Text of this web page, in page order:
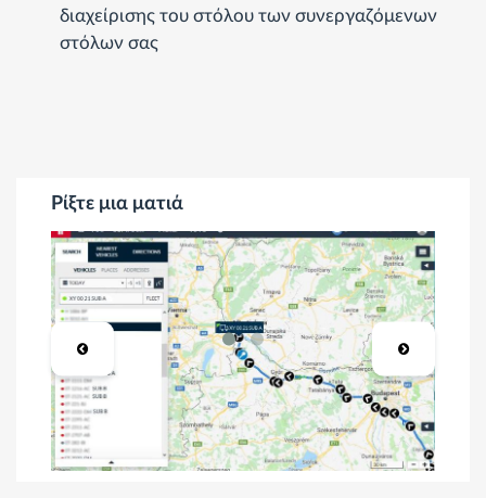
διαχείρισης του στόλου των συνεργαζόμενων
στόλων σας
Ρίξτε μια ματιά